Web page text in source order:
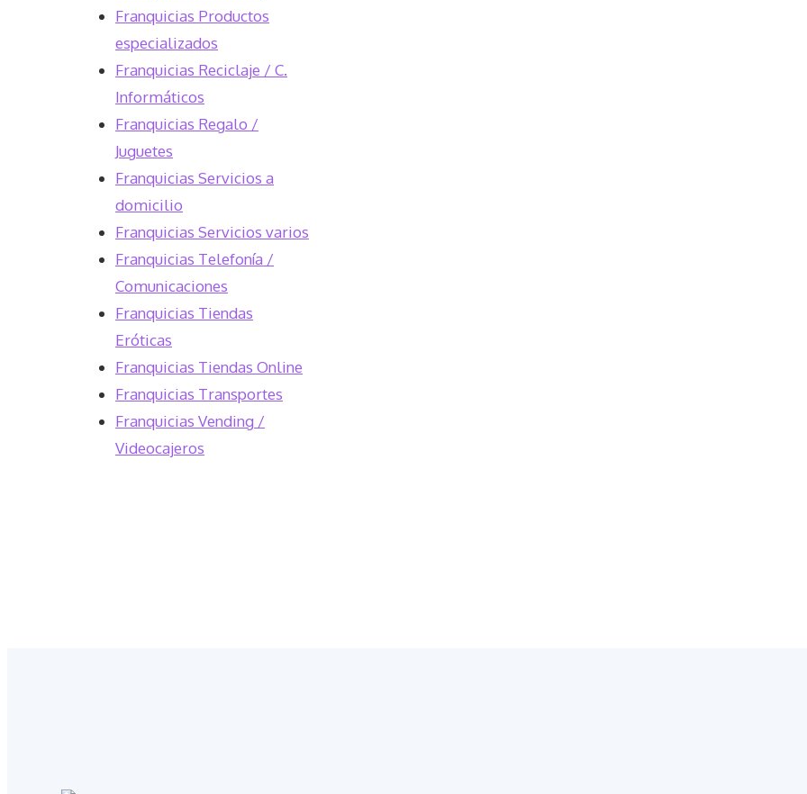
Franquicias Productos
especializados
Franquicias Reciclaje / C.
Informáticos
Franquicias Regalo /
Juguetes
Franquicias Servicios a
domicilio
Franquicias Servicios varios
Franquicias Telefonía /
Comunicaciones
Franquicias Tiendas
Eróticas
Franquicias Tiendas Online
Franquicias Transportes
Franquicias Vending /
Videocajeros